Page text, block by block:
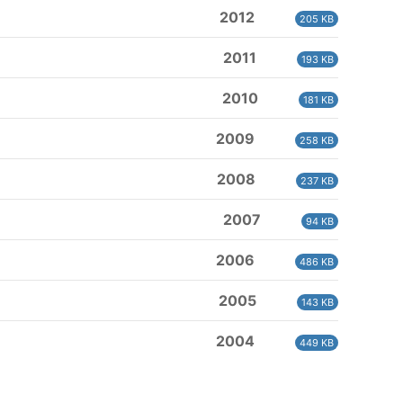
2012 205 KB
2011 193 KB
2010 181 KB
2009 258 KB
2008 237 KB
2007 94 KB
2006 486 KB
2005 143 KB
2004 449 KB